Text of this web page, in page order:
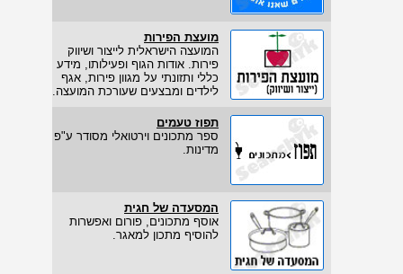
מועצת הפירות
המועצה הישראלית לייצור ושיווק
פירות. אודות הגוף ופעילותו, מידע
כללי ותזונתי על מגוון פירות, אגף
לילדים ומבצעים שעורכת המועצה.
תפוז טעמים
ספר מתכונים וירטואלי מסודר ע"פ
מדינות.
המסעדה של חגית
אוסף מתכונים, פורום ואפשרות
להוסיף מתכון למאגר.